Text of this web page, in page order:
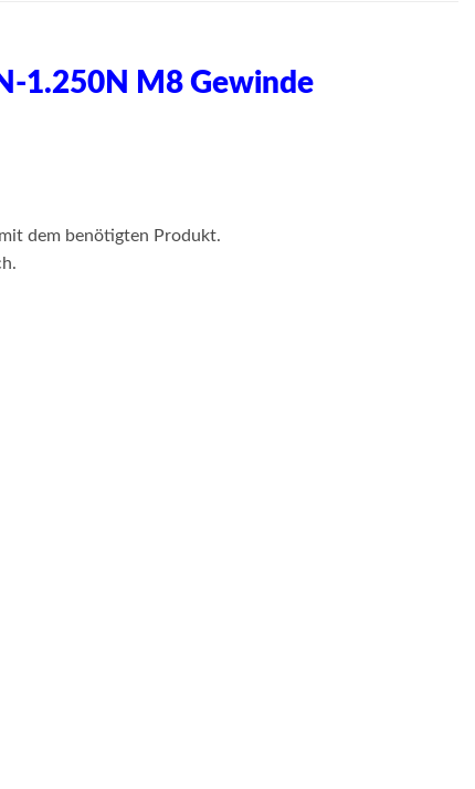
1.250N M8 Gewinde
dem benötigten Produkt.